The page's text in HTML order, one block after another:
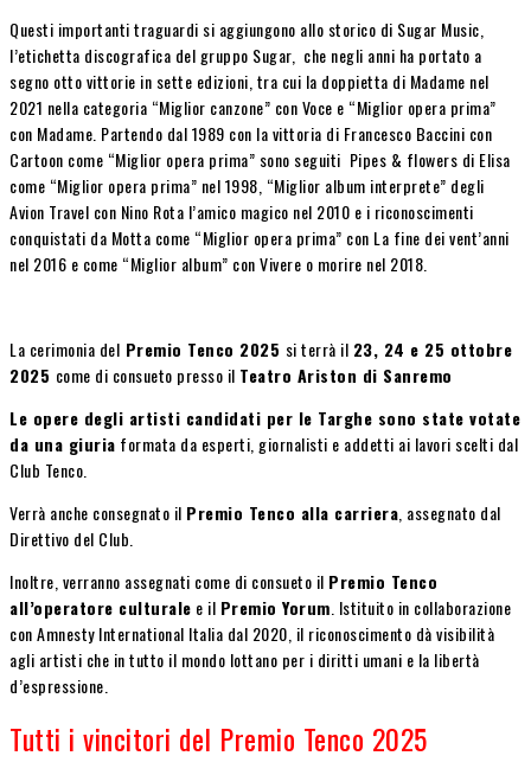
Questi importanti traguardi si aggiungono allo storico di Sugar Music,
l’etichetta discografica del gruppo Sugar, che negli anni ha portato a
segno otto vittorie in sette edizioni, tra cui la doppietta di Madame nel
2021 nella categoria “Miglior canzone” con Voce e “Miglior opera prima”
con Madame. Partendo dal 1989 con la vittoria di Francesco Baccini con
Cartoon come “Miglior opera prima” sono seguiti Pipes & flowers di Elisa
come “Miglior opera prima” nel 1998, “Miglior album interprete” degli
Avion Travel con Nino Rota l’amico magico nel 2010 e i riconoscimenti
conquistati da Motta come “Miglior opera prima” con La fine dei vent’anni
nel 2016 e come “Miglior album” con Vivere o morire nel 2018.
La cerimonia del Premio Tenco 2025 si terrà il 23, 24 e 25 ottobre
2025 come di consueto presso il Teatro Ariston di Sanremo
Le opere degli artisti candidati per le Targhe sono state votate
da una giuria formata da esperti, giornalisti e addetti ai lavori scelti dal
Club Tenco.
Verrà anche consegnato il Premio Tenco alla carriera , assegnato dal
Direttivo del Club.
Inoltre, verranno assegnati come di consueto il Premio Tenco
all’operatore culturale e il Premio Yorum . Istituito in collaborazione
con Amnesty International Italia dal 2020, il riconoscimento dà visibilità
agli artisti che in tutto il mondo lottano per i diritti umani e la libertà
d’espressione.
Tutti i vincitori del Premio Tenco 2025